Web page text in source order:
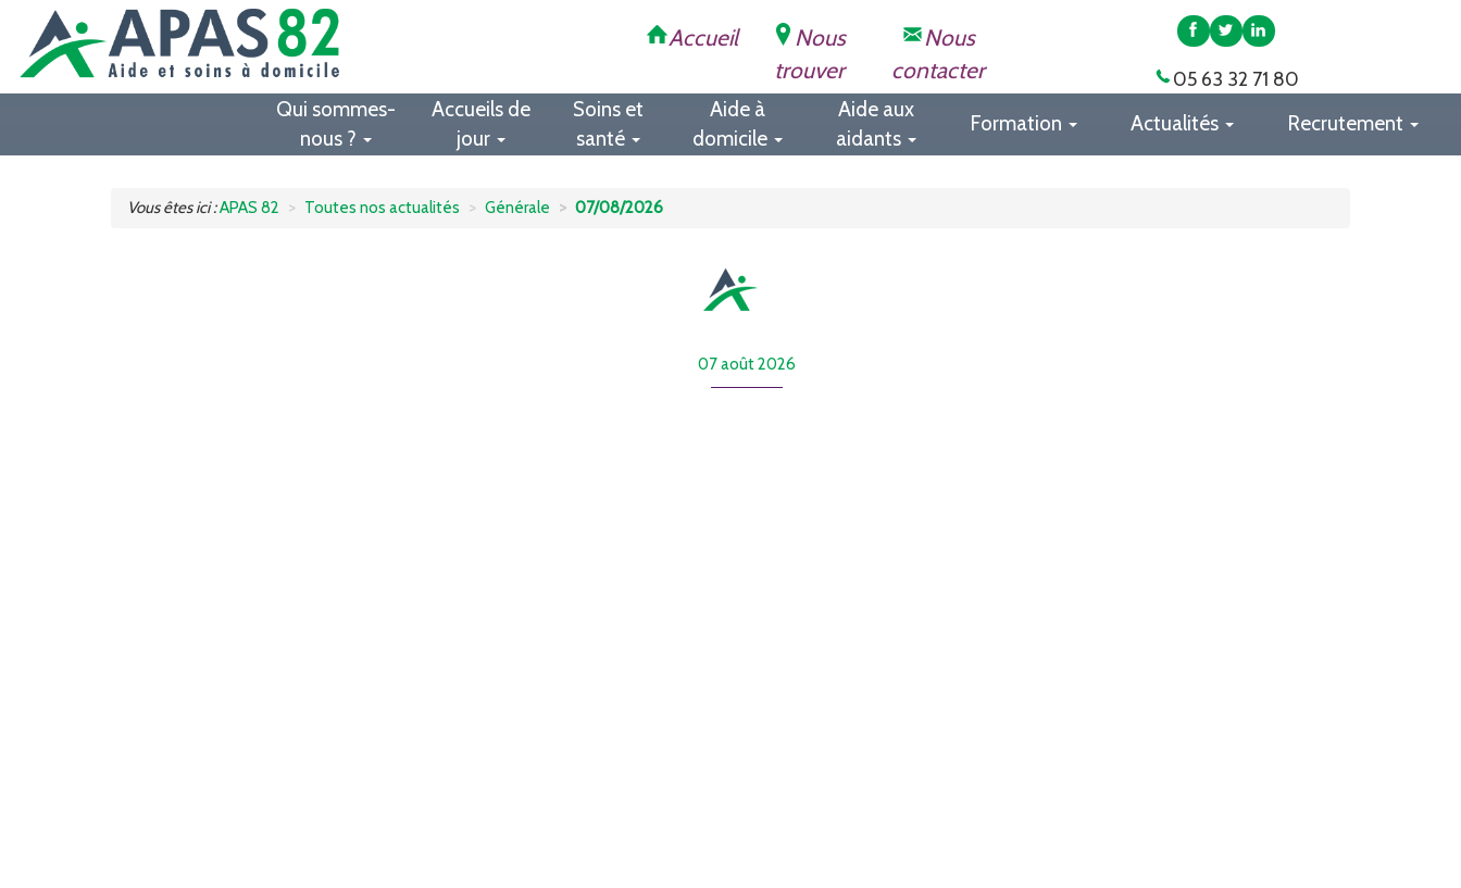
Accueil
Nous
trouver
Nous
contacter
APAS
sur
Facebook
APAS
sur
Twitter
APAS
sur
LinkedIn
05 63 32 71 80
Qui sommes-
nous ?
Accueils de
jour
Soins et
santé
Aide à
domicile
Aide aux
aidants
Formation Actualités Recrutement
Vous êtes ici :APAS 82 Toutes nos actualités Générale 07/08/2026
07 août 2026